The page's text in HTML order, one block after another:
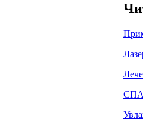
СПА-